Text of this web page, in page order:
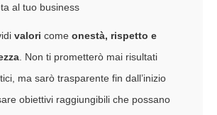
al tuo business
valori come onestà, rispetto e
. Non ti prometterò mai risultati
ma sarò trasparente fin dall’inizio
obiettivi raggiungibili che possano